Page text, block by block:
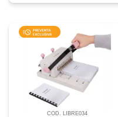
COD. LIBRE034